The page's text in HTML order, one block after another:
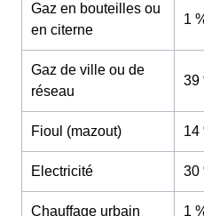
Gaz en bouteilles ou
en citerne
1
Gaz de ville ou de
réseau
39
Fioul (mazout) 14
Electricité 30
Chauffage urbain 1